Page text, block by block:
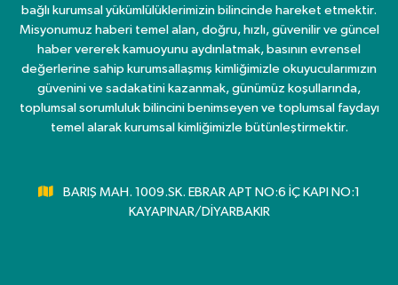
bağlı kurumsal yükümlülüklerimizin bilincinde hareket etmektir.
Misyonumuz haberi temel alan, doğru, hızlı, güvenilir ve güncel
haber vererek kamuoyunu aydınlatmak, basının evrensel
değerlerine sahip kurumsallaşmış kimliğimizle okuyucularımızın
güvenini ve sadakatini kazanmak, günümüz koşullarında,
toplumsal sorumluluk bilincini benimseyen ve toplumsal faydayı
temel alarak kurumsal kimliğimizle bütünleştirmektir.
BARIŞ MAH. 1009.SK. EBRAR APT NO:6 İÇ KAPI NO:1
KAYAPINAR/DİYARBAKIR